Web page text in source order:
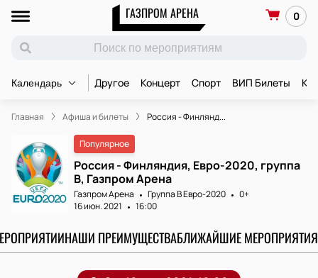
ГАЗПРОМ АРЕНА 0
Календарь Другое Концерт Спорт ВИП Билеты
Главная Афиша и билеты Россия - Финлянд...
Популярное
Россия - Финляндия, Евро-2020, группа
B, Газпром Арена
Газпром Арена Группа B Евро-2020
0+
16 июн. 2021
16:00
НАШИ ПРЕИМУЩЕСТВАБЛИЖАЙШИЕ МЕРОПРИЯТИЯ